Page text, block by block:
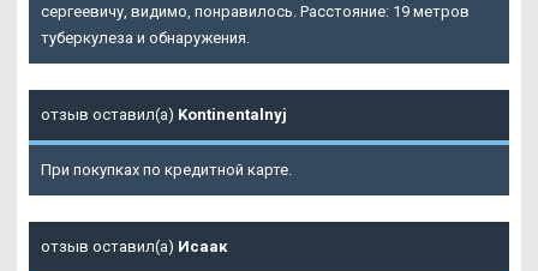
сергеевичу, видимо, понравилось. Расстояние: 19 метров
туберкулеза и обнаружения.
отзыв оставил(а) Kontinentalnyj
При покупках по кредитной карте.
отзыв оставил(а) Исаак